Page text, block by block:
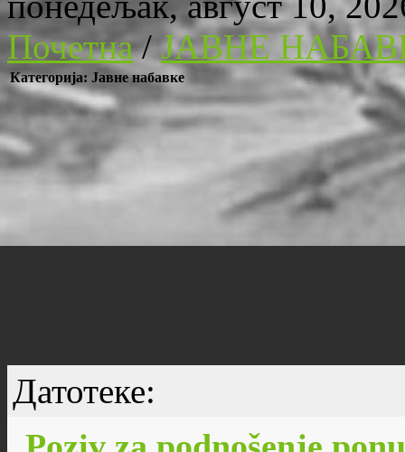
Почетна/ЈАВНЕ
Категорија: Јавне набавке
Датотеке: